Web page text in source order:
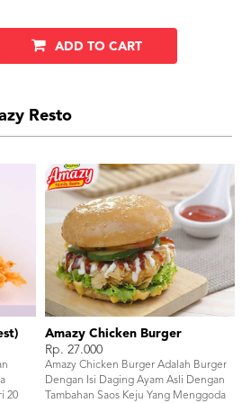
ADD TO CART
Resto
20
Amazy Chicken Burger
Rp. 27.000
Amazy Chicken Burger Adalah Burger
Dengan Isi Daging Ayam Asli Dengan
Tambahan Saos Keju Yang Menggoda